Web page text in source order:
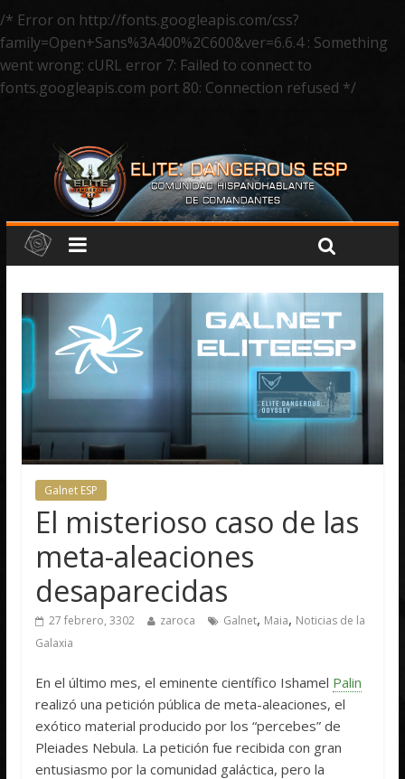
/* Error on http://fonts.googleapis.com/css?
family=Open+Sans%3A400%2C600&ver=6.6.4 : Something
went wrong: cURL error 7: Failed to connect to
fonts.googleapis.com port 80: Connection refused */
Galnet ESP
El misterioso caso de las
meta-aleaciones
desaparecidas
27 febrero, 3302 zaroca Galnet, Maia, Noticias de la
Galaxia
En el último mes, el eminente científico Ishamel Palin
realizó una petición pública de meta-aleaciones, el
exótico material producido por los “percebes” de
Pleiades Nebula. La petición fue recibida con gran
entusiasmo por la comunidad galáctica, pero la